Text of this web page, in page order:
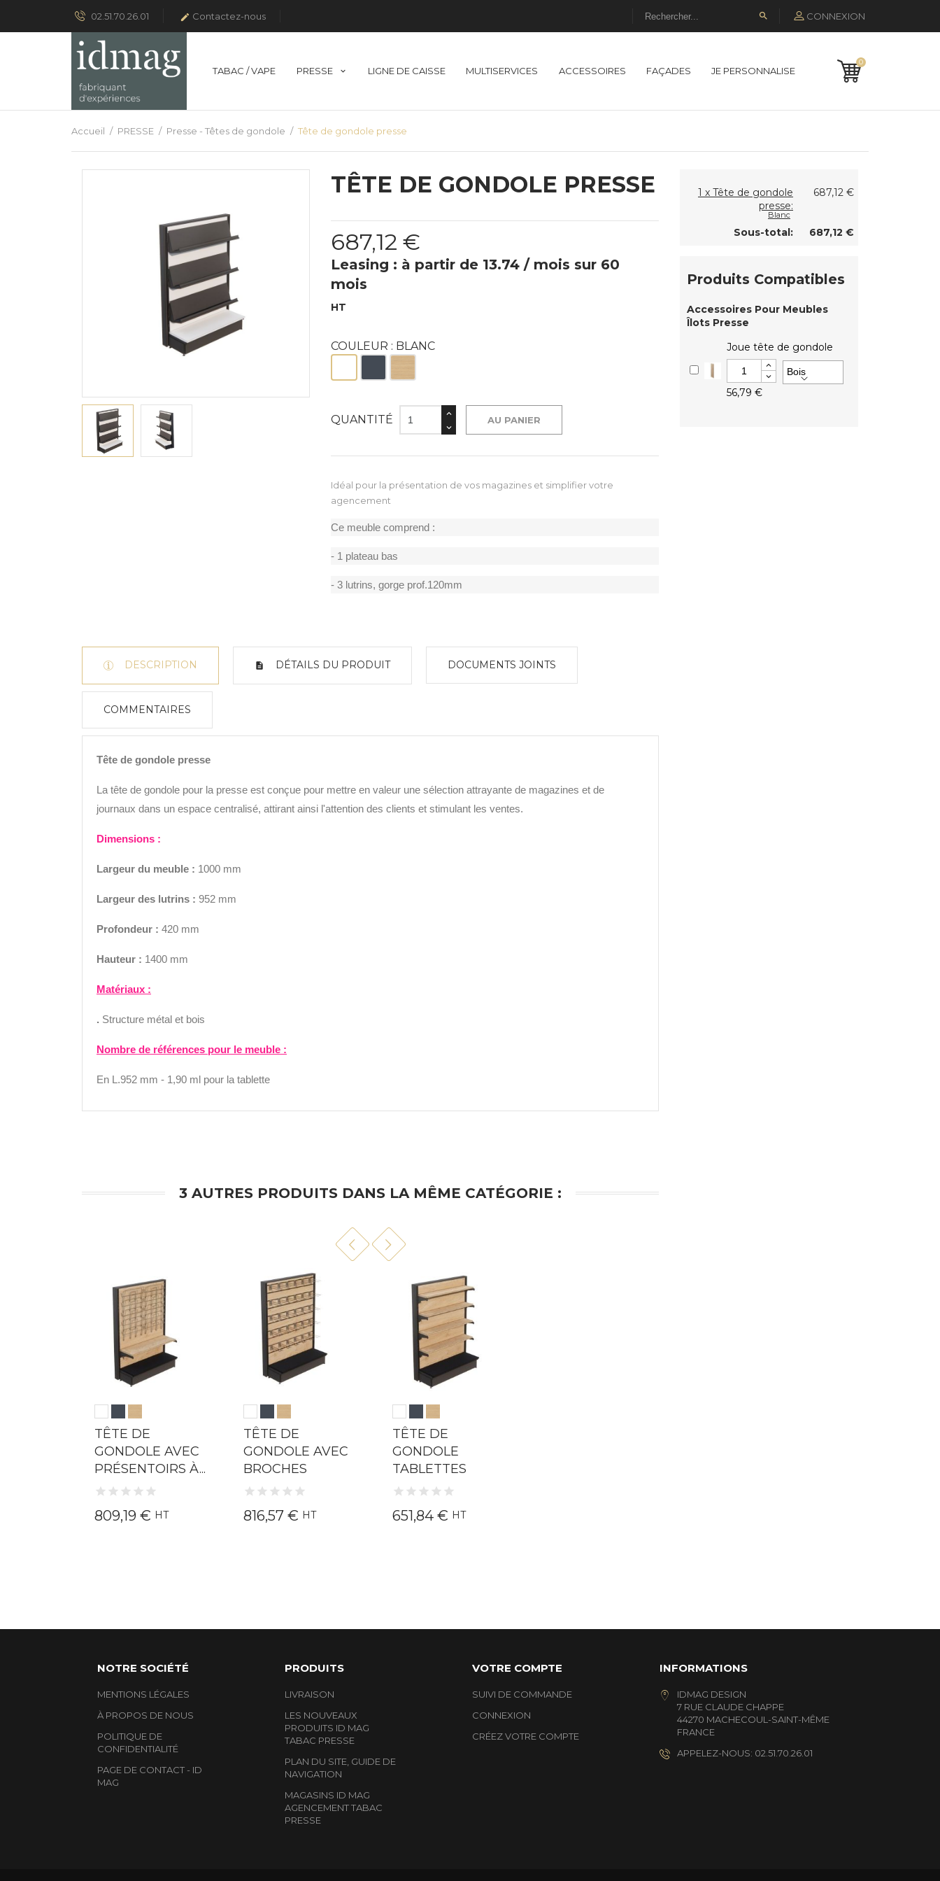
02.51.70.26.01  Contactez-nous  CONNEXION
TABAC / VAPE PRESSE LIGNE DE CAISSE MULTISERVICES ACCESSOIRES FAÇADES JE PERSONNALISE
0
Accueil PRESSE Presse - Têtes de gondole Tête de gondole presse
TÊTE DE GONDOLE PRESSE
687,12 €
Leasing : à partir de 13.74 / mois sur 60
mois
HT
COULEUR : BLANC
QUANTITÉ AU PANIER
Idéal pour la présentation de vos magazines et simplifier votre
agencement
Ce meuble comprend :
- 1 plateau bas
- 3 lutrins, gorge prof.120mm
DESCRIPTION DÉTAILS DU PRODUIT DOCUMENTS JOINTS
COMMENTAIRES
Tête de gondole presse
La tête de gondole pour la presse est conçue pour mettre en valeur une sélection attrayante de magazines et de
journaux dans un espace centralisé, attirant ainsi l'attention des clients et stimulant les ventes.
Dimensions :
Largeur du meuble : 1000 mm
Largeur des lutrins : 952 mm
Profondeur : 420 mm
Hauteur : 1400 mm
Matériaux :
. Structure métal et bois
Nombre de références pour le meuble :
En L.952 mm - 1,90 ml pour la tablette
3 AUTRES PRODUITS DANS LA MÊME CATÉGORIE :
TÊTE DE
GONDOLE AVEC
PRÉSENTOIRS À...
809,19 € HT
TÊTE DE
GONDOLE AVEC
BROCHES
816,57 € HT
TÊTE DE
GONDOLE
TABLETTES
651,84 € HT
1 x Tête de gondole
presse:
Blanc
687,12 €
Sous-total: 687,12 €
Produits Compatibles
Accessoires Pour Meubles
Îlots Presse
Joue tête de gondole
56,79 €
NOTRE SOCIÉTÉ
MENTIONS LÉGALES
À PROPOS DE NOUS
POLITIQUE DE
CONFIDENTIALITÉ
PAGE DE CONTACT - ID
MAG
PRODUITS
LIVRAISON
LES NOUVEAUX
PRODUITS ID MAG
TABAC PRESSE
PLAN DU SITE, GUIDE DE
NAVIGATION
MAGASINS ID MAG
AGENCEMENT TABAC
PRESSE
VOTRE COMPTE
SUIVI DE COMMANDE
CONNEXION
CRÉEZ VOTRE COMPTE
INFORMATIONS
IDMAG DESIGN
7 RUE CLAUDE CHAPPE
44270 MACHECOUL-SAINT-MÊME
FRANCE
APPELEZ-NOUS: 02.51.70.26.01